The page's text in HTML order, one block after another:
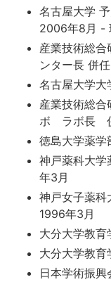
名古屋大学
2006年8月 -
産業技術総
ンター長 併
名古屋大学
産業技術総
ボ ラボ長
徳島大学薬
神戸薬科大
年3月
神戸女子薬
1996年3月
大分大学教
大分大学教
日本学術振